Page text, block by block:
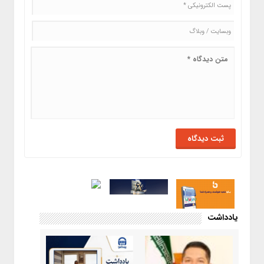
یادداشت